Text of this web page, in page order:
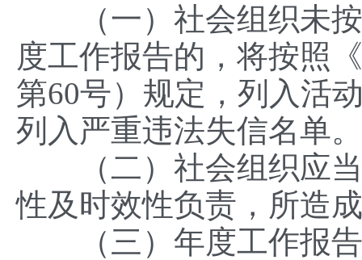
（一）社会组织未按
度工作报告的，将按照
第60号）规定，列入活
列入严重违法失信名单。
（二）社会组织应当
性及时效性负责，所造
（三）年度工作报告